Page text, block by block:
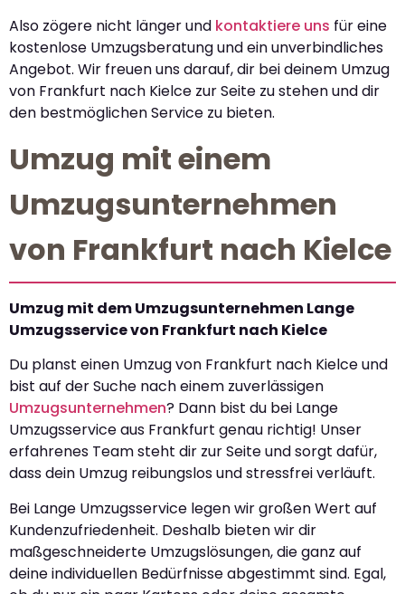
Also zögere nicht länger und kontaktiere uns für eine
kostenlose Umzugsberatung und ein unverbindliches
Angebot. Wir freuen uns darauf, dir bei deinem Umzug
von Frankfurt nach Kielce zur Seite zu stehen und dir
den bestmöglichen Service zu bieten.
Umzug mit einem
Umzugsunternehmen
von Frankfurt nach Kielce
Umzug mit dem Umzugsunternehmen Lange
Umzugsservice von Frankfurt nach Kielce
Du planst einen Umzug von Frankfurt nach Kielce und
bist auf der Suche nach einem zuverlässigen
Umzugsunternehmen? Dann bist du bei Lange
Umzugsservice aus Frankfurt genau richtig! Unser
erfahrenes Team steht dir zur Seite und sorgt dafür,
dass dein Umzug reibungslos und stressfrei verläuft.
Bei Lange Umzugsservice legen wir großen Wert auf
Kundenzufriedenheit. Deshalb bieten wir dir
maßgeschneiderte Umzugslösungen, die ganz auf
deine individuellen Bedürfnisse abgestimmt sind. Egal,